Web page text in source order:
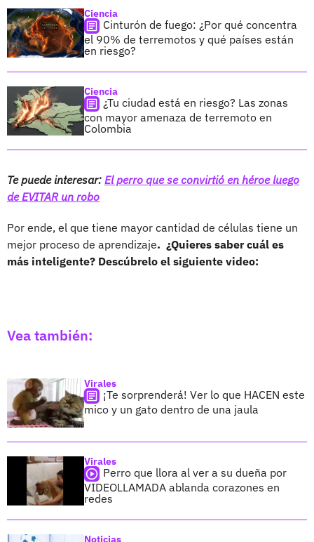
Ciencia
Cinturón de fuego: ¿Por qué concentra
el 90% de terremotos y qué países están
en riesgo?
Ciencia
¿Tu ciudad está en riesgo? Las zonas
con mayor amenaza de terremoto en
Colombia
Te puede interesar: El perro que se convirtió en héroe luego
de EVITAR un robo
Por ende, el que tiene mayor cantidad de células tiene un
mejor proceso de aprendizaje. ¿Quieres saber cuál es
más inteligente? Descúbrelo el siguiente video:
Vea también:
Virales
¡Te sorprenderá! Ver lo que HACEN este
mico y un gato dentro de una jaula
Virales
Perro que llora al ver a su dueña por
VIDEOLLAMADA ablanda corazones en
redes
Noticias